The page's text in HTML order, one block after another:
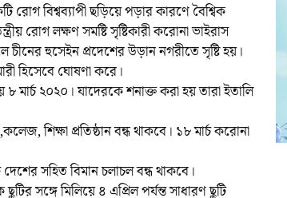
বিশ্বব্যাপী ছড়িয়ে পড়ার কারণে বৈশ্বিক
রোগ লক্ষণ সমষ্টি সৃষ্টিকারী করোনা ভাইরাস
হুসেইন প্রদেশের উড়ান নগরীতে সৃষ্টি হয়।
হিসেবে ঘোষণা করে।
মার্চ ২০২০। যাদেরকে শনাক্ত করা হয় তারা ইতালি
শিক্ষা প্রতিষ্ঠান বন্ধ থাকবে। ১৮ মার্চ করোনা
সহিত বিমান চলাচল বন্ধ থাকবে।
সঙ্গে মিলিয়ে ৪ এপ্রিল পর্যন্ত সাধারণ ছুটি